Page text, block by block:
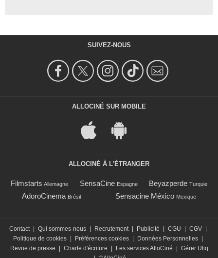
SUIVEZ-NOUS
ALLOCINÉ SUR MOBILE
ALLOCINÉ À L'ÉTRANGER
Filmstarts Allemagne SensaCine Espagne Beyazperde Turquie
AdoroCinema Brésil Sensacine México Mexique
Contact Qui sommes-nous Recrutement Publicité CGU CGV
Politique de cookies
Préférences cookies Données Personnelles
Revue de presse
Charte d'écriture Les services AlloCiné
Gérer Utiq